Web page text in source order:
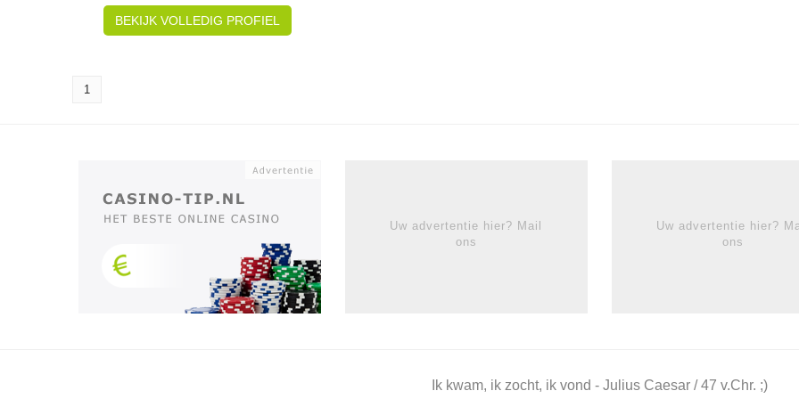
BEKIJK VOLLEDIG PROFIEL
1
Uw advertentie hier? Mail
ons
Uw advertentie hier?
ons
Ik kwam, ik zocht, ik vond - Julius Caesar / 47 v.Chr. ;)